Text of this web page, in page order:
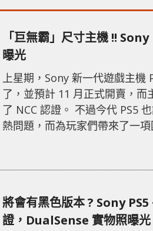
「巨無霸」尺寸主機 !!
曝光
上星期，Sony 新一代遊戲主機
了，並預計 11 月正式開賣，而
了 NCC 認證。 不過今代 PS5 也許因高效能而帶來的散
熱問題，而為玩家們帶來了一
(寬) x 104 mm (高) x 260 mm (深)的
295mm (寬) × 55mm (高) × 327mm(深)
將會有黑色版本 ? Sony
證，DualSense 實物照曝光